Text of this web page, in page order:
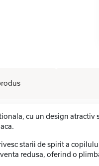
cu un design
starii de spirit a
redusa, oferind o